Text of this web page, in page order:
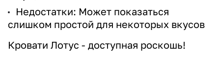
Недостатки: Может показаться
слишком простой для некоторых вкусов
Кровати Лотус - доступная роскошь!